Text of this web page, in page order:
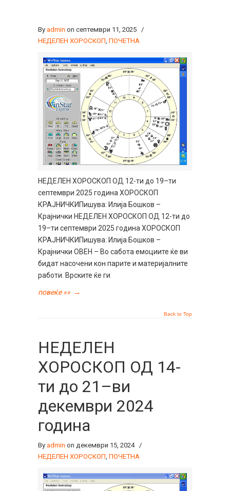
By admin on септември 11, 2025 /
НЕДЕЛЕН ХОРОСКОП, ПОЧЕТНА
НЕДЕЛЕН ХОРОСКОП ОД 12-ти до 19–ти
септември 2025 година ХОРОСКОП
КРАЈНИЧКИПишува: Илија Бошков –
Крајнички НЕДЕЛЕН ХОРОСКОП ОД 12-ти до
19–ти септември 2025 година ХОРОСКОП
КРАЈНИЧКИПишува: Илија Бошков –
Крајнички ОВЕН – Во сабота емоциите ќе ви
бидат насочени кон парите и материјалните
работи. Врските ќе ги
повеќе »» →
Back to Top
НЕДЕЛЕН
ХОРОСКОП ОД 14-
ти до 21–ви
декември 2024
година
By admin on декември 15, 2024 /
НЕДЕЛЕН ХОРОСКОП, ПОЧЕТНА